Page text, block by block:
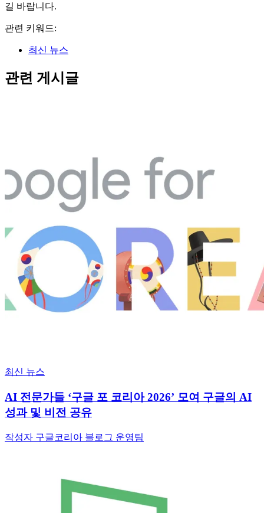
길 바랍니다.
관련 키워드:
최신 뉴스
관련 게시글
최신 뉴스
AI 전문가들 ‘구글 포 코리아 2026’ 모여 구글의 AI
성과 및 비전 공유
작성자 구글코리아 블로그 운영팀